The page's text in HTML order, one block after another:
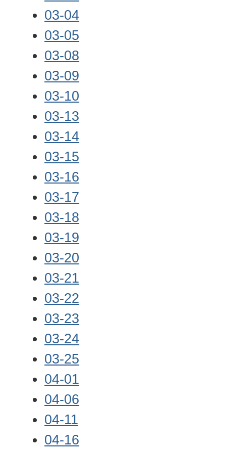
03-04
03-05
03-08
03-09
03-10
03-13
03-14
03-15
03-16
03-17
03-18
03-19
03-20
03-21
03-22
03-23
03-24
03-25
04-01
04-06
04-11
04-16